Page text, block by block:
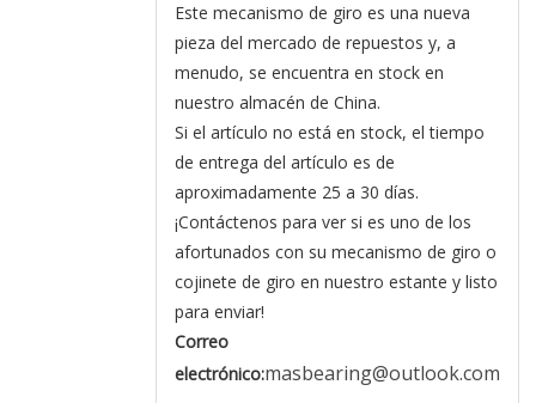
Este mecanismo de giro es una nueva
pieza del mercado de repuestos y, a
menudo, se encuentra en stock en
nuestro almacén de China.
Si el artículo no está en stock, el tiempo
de entrega del artículo es de
aproximadamente 25 a 30 días.
¡Contáctenos para ver si es uno de los
afortunados con su mecanismo de giro o
cojinete de giro en nuestro estante y listo
para enviar!
Correo
electrónico:masbearing@outlook.com